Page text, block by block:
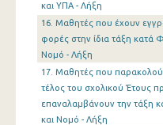
και ΥΠΑ - Λήξη
16. Μαθητές που έχουν
φορές στην ίδια τάξη
Νομό - Λήξη
17. Μαθητές που
τέλος του σχολικού Έτους
επαναλαμβάνουν την τάξη
και Νομό - Λήξη